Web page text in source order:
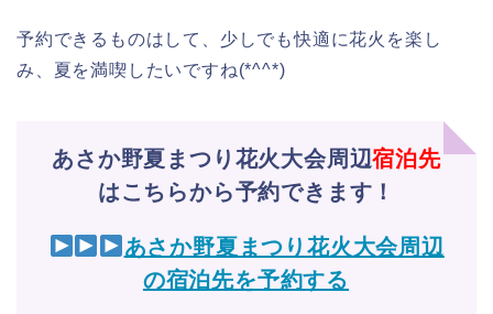
予約できるものはして、少しでも快適に花火を楽し
み、夏を満喫したいですね(*^^*)
あさか野夏まつり花火大会周辺宿泊先
はこちらから予約できます！
あさか野夏まつり花火大会周辺
の宿泊先を予約する